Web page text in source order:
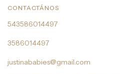
CONTACTÁNOS
543586014497
3586014497
justinababies@gmail.com